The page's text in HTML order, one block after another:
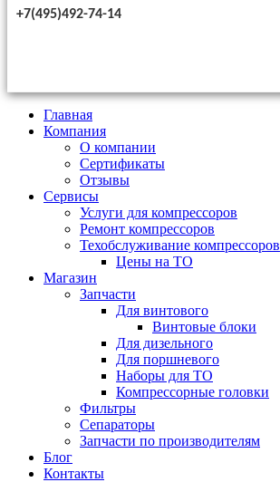
+7(495)492-74-14
Главная
Компания
О компании
Сертификаты
Отзывы
Сервисы
Услуги для компрессоров
Ремонт компрессоров
Техобслуживание компрессоров
Цены на ТО
Магазин
Запчасти
Для винтового
Винтовые блоки
Для дизельного
Для поршневого
Наборы для ТО
Компрессорные головки
Фильтры
Сепараторы
Запчасти по производителям
Блог
Контакты